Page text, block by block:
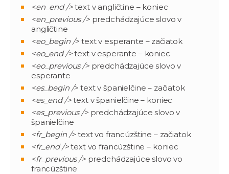
<en_end />text v angličtine – koniec
<en_previous />predchádzajúce slovo v
angličtine
<eo_begin /> text v esperante – začiatok
<eo_end />text v esperante – koniec
<eo_previous />predchádzajúce slovo v
esperante
<es_begin /> text v španielčine – začiatok
<es_end />text v španielčine – koniec
<es_previous />predchádzajúce slovo v
španielčine
<fr_begin /> text vo francúzštine – začiatok
<fr_end />text vo francúzštine – koniec
<fr_previous />predchádzajúce slovo vo
francúzštine